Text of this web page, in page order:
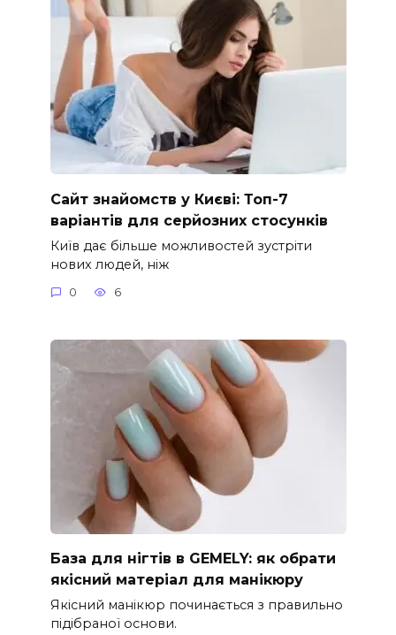
Сайт знайомств у Києві: Топ-7
варіантів для серйозних стосунків
Київ дає більше можливостей зустріти
нових людей, ніж
0 6
База для нігтів в GEMELY: як обрати
якісний матеріал для манікюру
Якісний манікюр починається з правильно
підібраної основи.